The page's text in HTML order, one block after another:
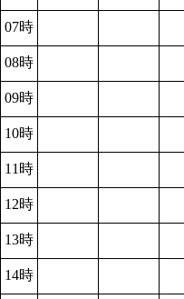
07時
08時
09時
10時
11時
12時
13時
14時